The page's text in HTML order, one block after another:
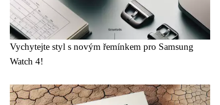
Vychytejte styl s novým řemínkem pro Samsung
Watch 4!